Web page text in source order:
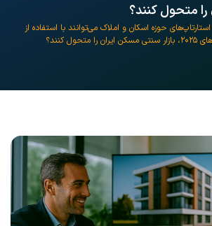
متحول کنند؟
حوزه اسکان و املاک می‌توانند با استفاده از
کنند؟